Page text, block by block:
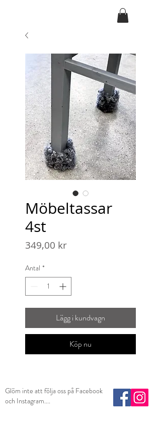
Möbeltassar
4st
349,00 krPris
Antal *
Lägg i kundvagn
Köp nu
Glöm inte att följa oss på Facebook
och Instagram....